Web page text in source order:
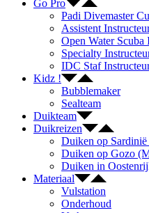
Go Pro
Padi Divemaster
Assistent
Open Water
Specialty
IDC Staf
Kidz !
Bubblemaker
Sealteam
Duikteam
Duikreizen
Duiken op
Duiken op Gozo
Duiken in
Materiaal
Vulstation
Onderhoud